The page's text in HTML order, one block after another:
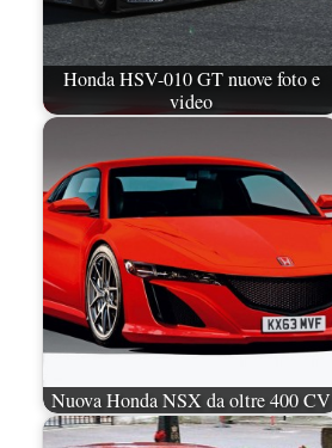
Honda HSV-010 GT nuove foto e
video
Nuova Honda NSX da oltre 400 CV